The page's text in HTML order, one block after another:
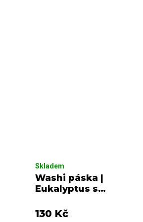
Washi páska |
Eukalyptus s
Skladem
130 Kč